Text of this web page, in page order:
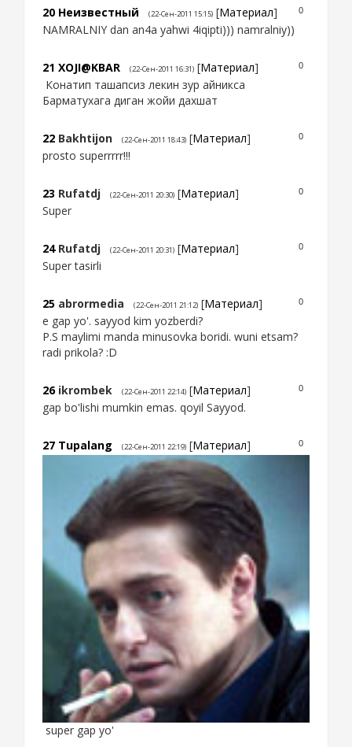
0
20 Неизвестный (22-Сен-2011 15:15) [Материал]
NAMRALNIY dan an4a yahwi 4iqipti))) namralniy))
0
21 XOJI@KBAR (22-Сен-2011 16:31) [Материал]
Конатип ташапсиз лекин зур айникса
Барматухага диган жойи дахшат
0
22 Bakhtijon (22-Сен-2011 18:43) [Материал]
prosto superrrrr!!!
0
23 Rufatdj (22-Сен-2011 20:30) [Материал]
Super
0
24 Rufatdj (22-Сен-2011 20:31) [Материал]
Super tasirli
0
25 abrormedia (22-Сен-2011 21:12) [Материал]
e gap yo'. sayyod kim yozberdi?
P.S maylimi manda minusovka boridi. wuni etsam?
radi prikola? :D
0
26 ikrombek (22-Сен-2011 22:14) [Материал]
gap bo'lishi mumkin emas. qoyil Sayyod.
0
27 Tupalang (22-Сен-2011 22:19) [Материал]
super gap yo'